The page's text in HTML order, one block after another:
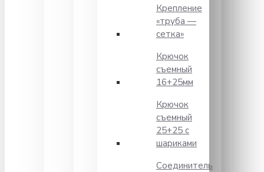
Крепление
«труба —
сетка»
Крючок
съемный
16+25мм
Крючок
съемный
25+25 с
шариками
Соединитель